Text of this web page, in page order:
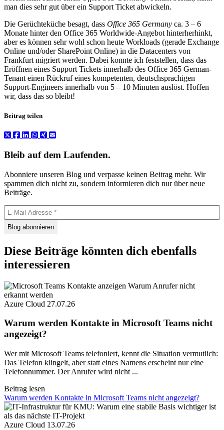
man dies sehr gut über ein Support Ticket abwickeln.
Die Gerüchteküche besagt, dass Office 365 Germany ca. 3 – 6
Monate hinter den Office 365 Worldwide-Angebot hinterherhinkt,
aber es können sehr wohl schon heute Workloads (gerade Exchange
Online und/oder SharePoint Online) in die Datacenters von
Frankfurt migriert werden. Dabei konnte ich feststellen, dass das
Eröffnen eines Support Tickets innerhalb des Office 365 German-
Tenant einen Rückruf eines kompetenten, deutschsprachigen
Support-Engineers innerhalb von 5 – 10 Minuten auslöst. Hoffen
wir, dass das so bleibt!
Beitrag teilen
Bleib auf dem Laufenden.
Abonniere unseren Blog und verpasse keinen Beitrag mehr. Wir
spammen dich nicht zu, sondern informieren dich nur über neue
Beiträge.
Diese Beiträge könnten dich ebenfalls
interessieren
Azure Cloud 27.07.26
Warum werden Kontakte in Microsoft Teams nicht
angezeigt?
Wer mit Microsoft Teams telefoniert, kennt die Situation vermutlich:
Das Telefon klingelt, aber statt eines Namens erscheint nur eine
Telefonnummer. Der Anrufer wird nicht ...
Beitrag lesen
Warum werden Kontakte in Microsoft Teams nicht angezeigt?
Azure Cloud 13.07.26